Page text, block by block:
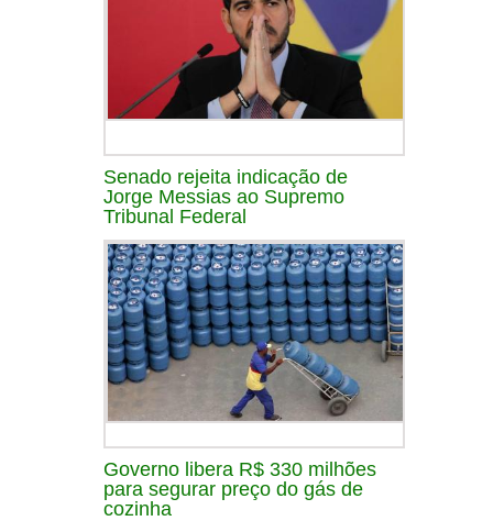
Senado rejeita indicação de
Jorge Messias ao Supremo
Tribunal Federal
Governo libera R$ 330 milhões
para segurar preço do gás de
cozinha